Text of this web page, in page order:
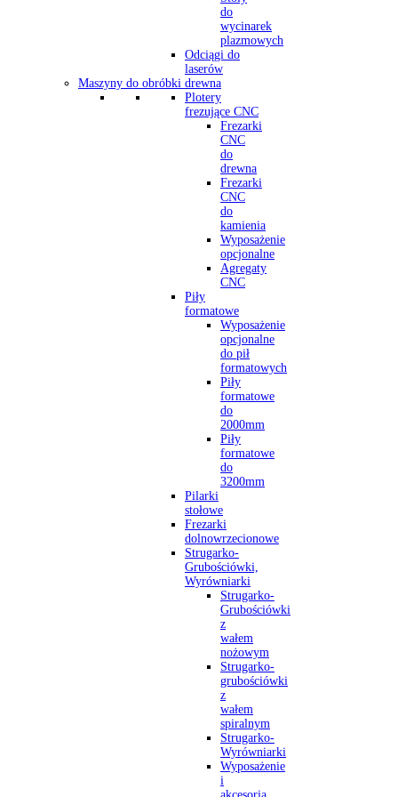
do
wycinarek
plazmowych
Odciągi do
laserów
Maszyny do obróbki drewna
Plotery
frezujące CNC
Frezarki
CNC
do
drewna
Frezarki
CNC
do
kamienia
Wyposażenie
opcjonalne
Agregaty
CNC
Piły
formatowe
Wyposażenie
opcjonalne
do pił
formatowych
Piły
formatowe
do
2000mm
Piły
formatowe
do
3200mm
Pilarki
stołowe
Frezarki
dolnowrzecionowe
Strugarko-
Grubościówki,
Wyrówniarki
Strugarko-
Grubościówki
z
wałem
nożowym
Strugarko-
grubościówki
z
wałem
spiralnym
Strugarko-
Wyrówniarki
Wyposażenie
i